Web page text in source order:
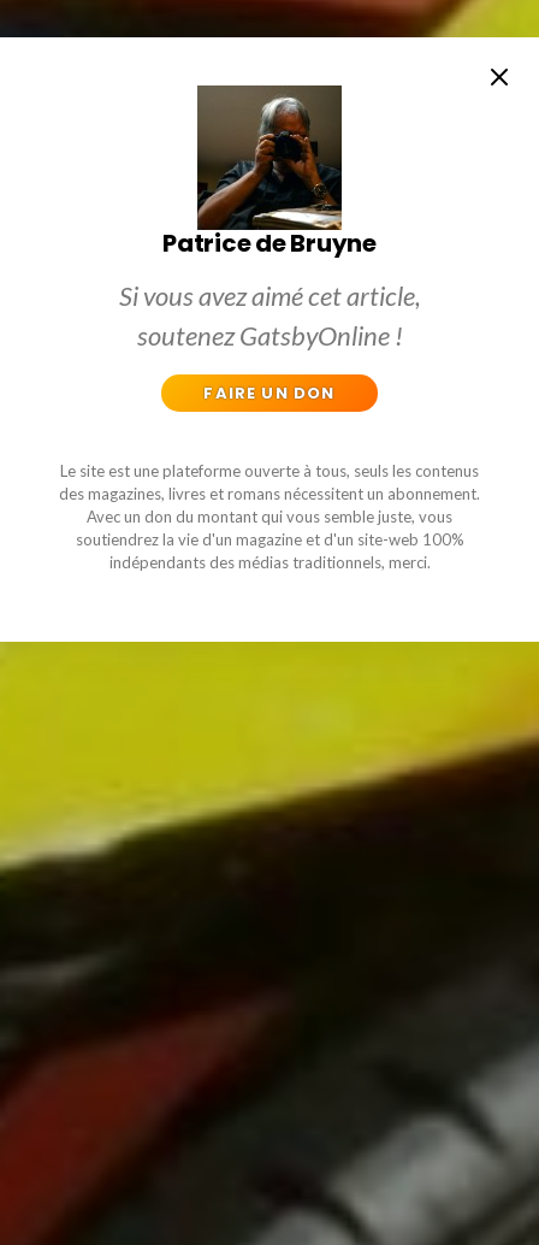
Patrice de Bruyne
Si vous avez aimé cet article,
soutenez GatsbyOnline !
FAIRE UN DON
Le site est une plateforme ouverte à tous, seuls les contenus
des magazines, livres et romans nécessitent un abonnement.
Avec un don du montant qui vous semble juste, vous
soutiendrez la vie d'un magazine et d'un site-web 100%
indépendants des médias traditionnels, merci.